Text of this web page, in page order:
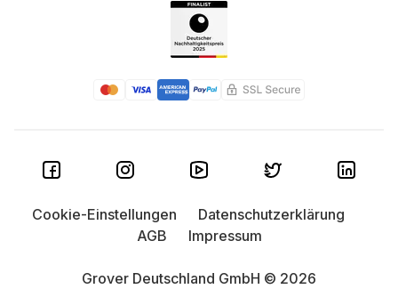
Grover Deutschland GmbH © 2026
Cookie-Einstellungen
Datenschutzerklärung
AGB
Impressum